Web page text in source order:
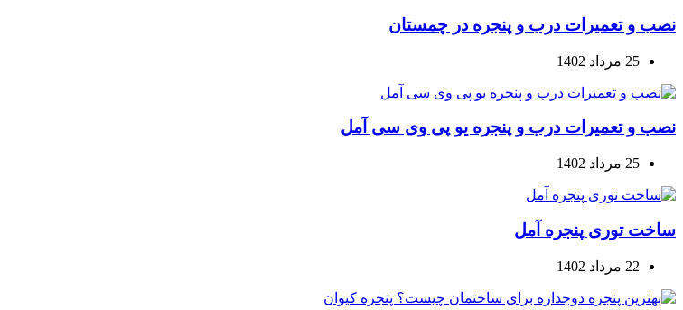
نصب و تعمیرات درب و پنجره در چمستان
25 مرداد 1402
نصب و تعمیرات درب و پنجره یو پی وی سی آمل
25 مرداد 1402
ساخت توری پنجره آمل
22 مرداد 1402